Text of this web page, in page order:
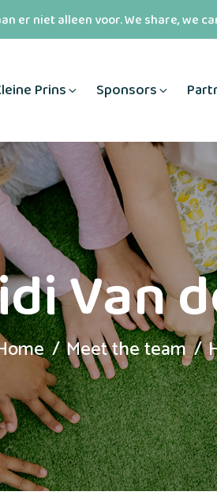
er niet alleen voor. We share, we
Prins Sponsors
Van
Meet the team